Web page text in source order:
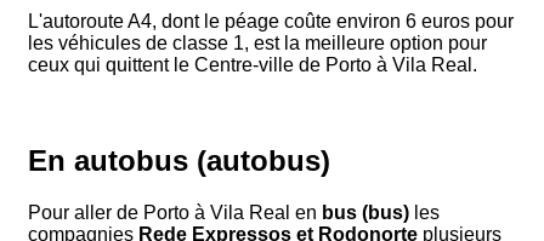
L'autoroute A4, dont le péage coûte environ 6 euros pour
les véhicules de classe 1, est la meilleure option pour
ceux qui quittent le Centre-ville de Porto à Vila Real.
En autobus (autobus)
Pour aller de Porto à Vila Real en bus (bus) les
compagnies Rede Expressos et Rodonorte plusieurs